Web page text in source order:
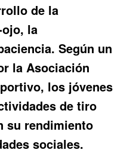
de la
la
Según un
la Asociación
los jóvenes
de tiro
su rendimiento
sociales.